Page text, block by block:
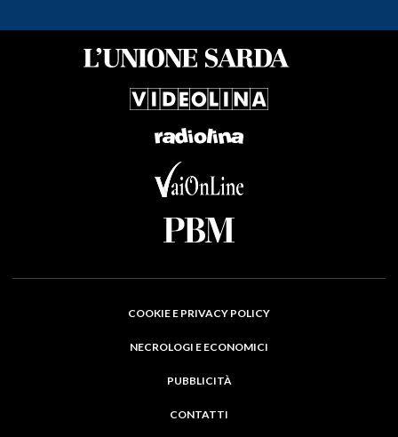
COOKIE E PRIVACY POLICY
NECROLOGI E ECONOMICI
PUBBLICITÀ
CONTATTI